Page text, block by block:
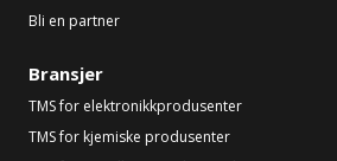
Bli en partner
Bransjer
TMS for elektronikkprodusenter
TMS for kjemiske produsenter